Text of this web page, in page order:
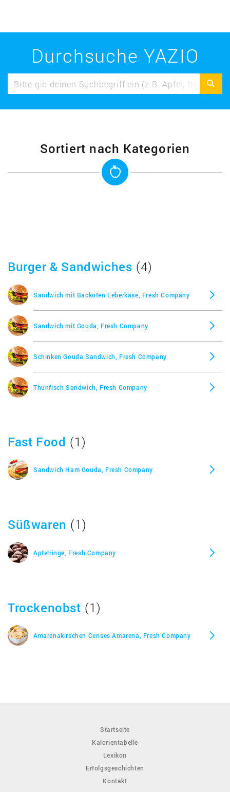
Durchsuche YAZIO
Sortiert nach Kategorien
Burger & Sandwiches (4)
Sandwich mit Backofen Leberkäse, Fresh Company
Sandwich mit Gouda, Fresh Company
Schinken Gouda Sandwich, Fresh Company
Thunfisch Sandwich, Fresh Company
Fast Food (1)
Sandwich Ham Gouda, Fresh Company
Süßwaren (1)
Apfelringe, Fresh Company
Trockenobst (1)
Amarenakirschen Cerises Amarena, Fresh Company
Startseite
Kalorientabelle
Lexikon
Erfolgsgeschichten
Kontakt